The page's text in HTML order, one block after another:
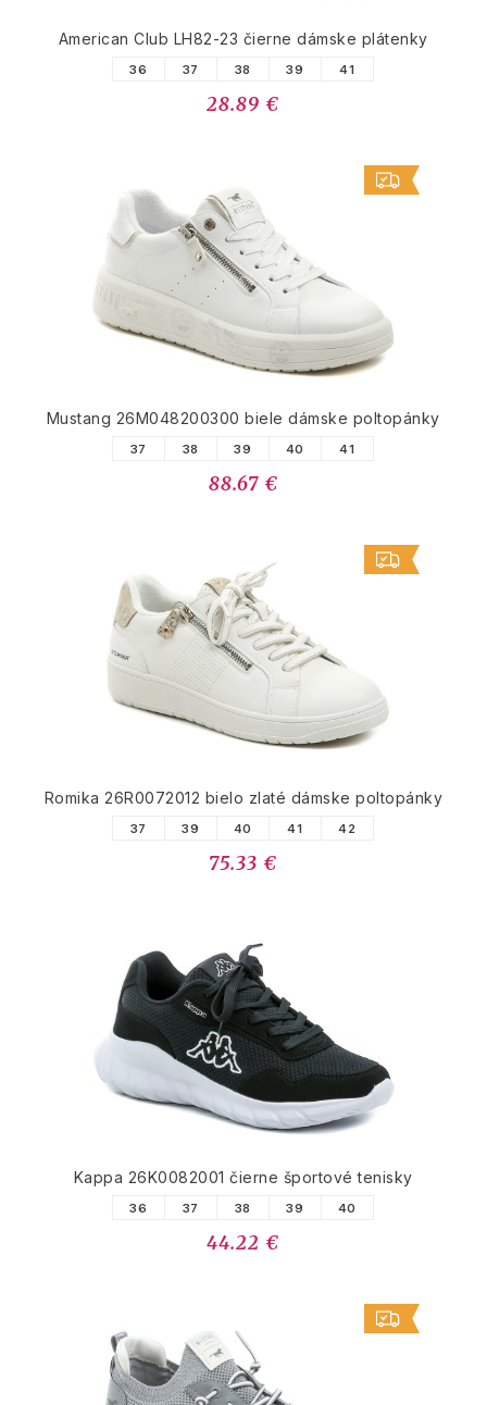
American Club LH82-23 čierne dámske plátenky
36 37 38 39 41
28.89 €
Mustang 26M048200300 biele dámske poltopánky
37 38 39 40 41
88.67 €
Romika 26R0072012 bielo zlaté dámske poltopánky
37 39 40 41 42
75.33 €
Kappa 26K0082001 čierne športové tenisky
36 37 38 39 40
44.22 €